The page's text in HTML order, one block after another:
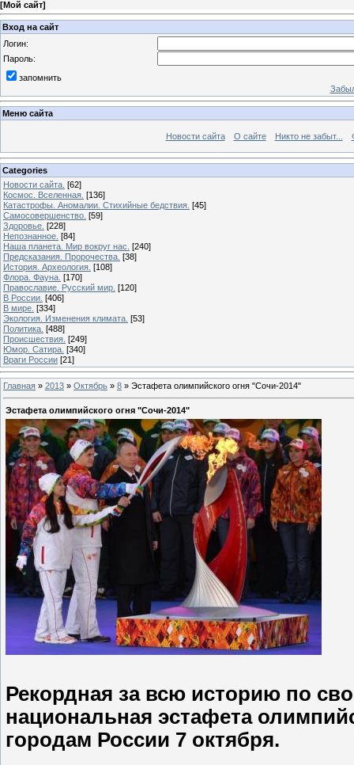
[Мой сайт]
Вход на сайт
Логин:
Пароль:
запомнить
Меню сайта
Новости сайта О сайте Никто не забыт...
Categories
Новости сайта. [62]
Космос. Вселенная. [136]
Катастрофы. Аномалии. Стихийные бедствия. [45]
Самосовершенство. [59]
Здоровье. [228]
Непознанное. [84]
Наша планета. Мир вокруг нас. [240]
Предсказания. Пророчества. [38]
История. Археология. [108]
Флора. Фауна. [170]
Православие. Русский мир. [120]
В России. [406]
В мире. [334]
Экология. Изменения климата. [53]
Политика. [488]
Происшествия. [249]
Юмор. Сатира. [340]
Враги России [21]
Главная » 2013 » Октябрь » 8 » Эстафета олимпийского огня "Сочи-2014"
Эстафета олимпийского огня "Сочи-2014"
Рекордная за всю историю по
национальная эстафета
городам России 7 октября.